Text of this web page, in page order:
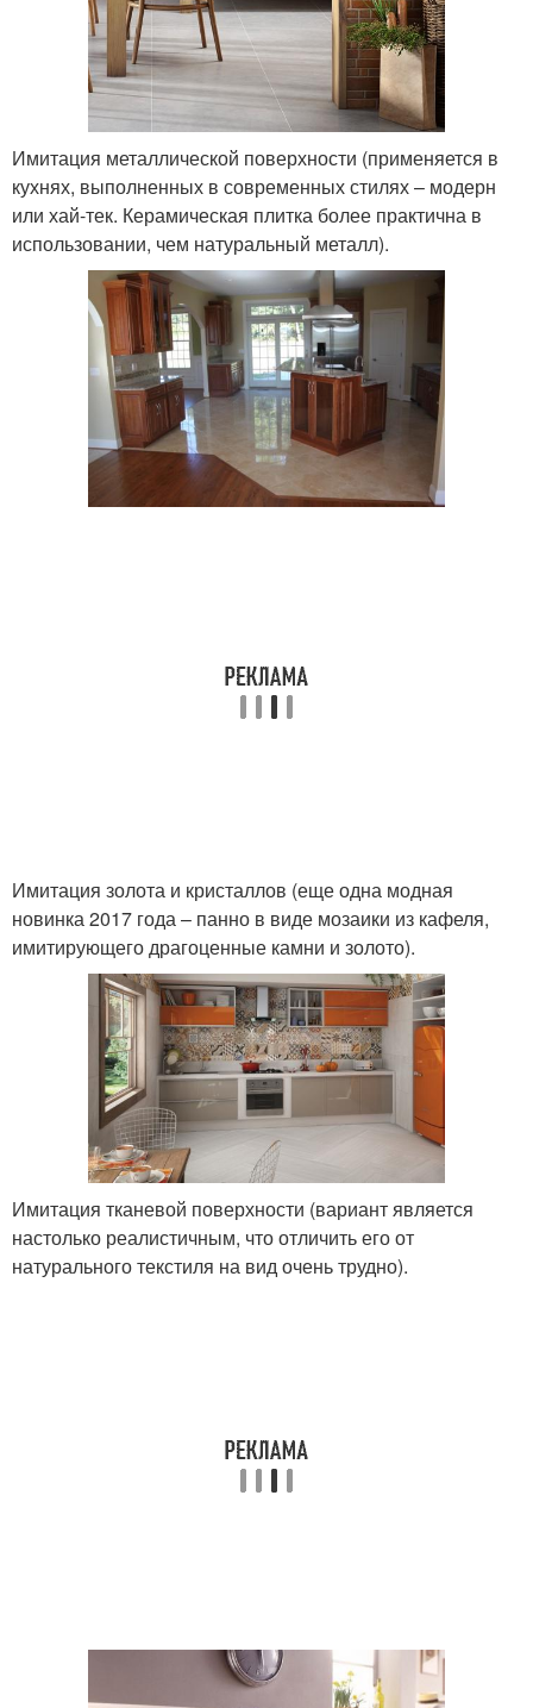
Имитация металлической поверхности (применяется в
кухнях, выполненных в современных стилях – модерн
или хай-тек. Керамическая плитка более практична в
использовании, чем натуральный металл).
Имитация золота и кристаллов (еще одна модная
новинка 2017 года – панно в виде мозаики из кафеля,
имитирующего драгоценные камни и золото).
Имитация тканевой поверхности (вариант является
настолько реалистичным, что отличить его от
натурального текстиля на вид очень трудно).